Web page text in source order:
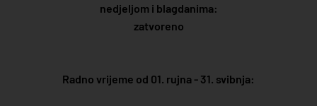
nedjeljom i blagdanima:
zatvoreno
Radno vrijeme od 01. rujna - 31. svibnja: